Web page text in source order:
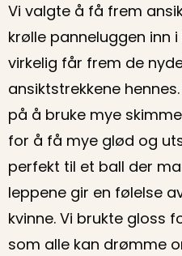
Vi valgte å få frem
krølle panneluggen inn
virkelig får frem de
ansiktstrekkene
på å bruke mye
for å få mye glød og
perfekt til et ball der
leppene gir en følelse
kvinne. Vi brukte gloss
som alle kan drømme